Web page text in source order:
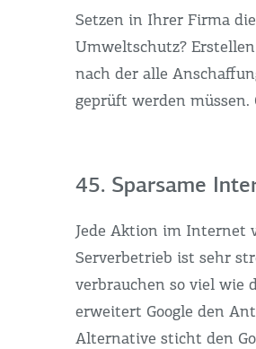
Setzen in Ihrer Firma
Umweltschutz?
nach der alle
geprüft werden müssen.
45. Sparsame
Jede Aktion im Internet
Serverbetrieb ist sehr
verbrauchen so viel wie
erweitert Google den
Alternative sticht den